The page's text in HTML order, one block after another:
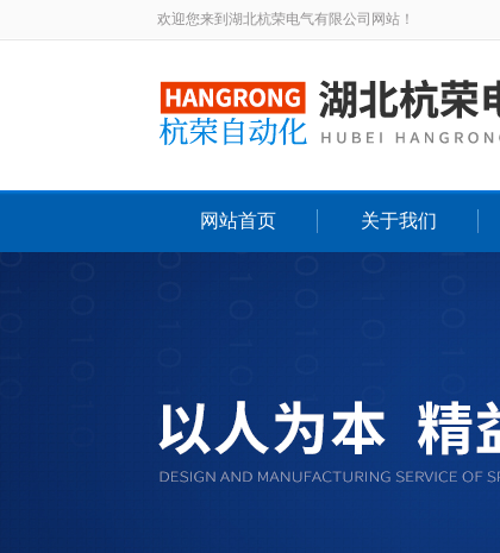
欢迎您来到湖北杭荣电气有限公司网站！
网站首页 关于我们